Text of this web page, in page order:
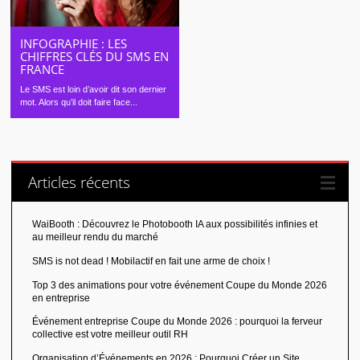
INFOGRAPHIE : LES
CHIFFRES CLÉS DU SMS EN
FRANCE
Le SMS est loin d’avoir dit son dernier
mot. Alors qu’il doit faire face...
Articles récents
WaiBooth : Découvrez le Photobooth IA aux possibilités infinies et
au meilleur rendu du marché
SMS is not dead ! Mobilactif en fait une arme de choix !
Top 3 des animations pour votre événement Coupe du Monde 2026
en entreprise
Événement entreprise Coupe du Monde 2026 : pourquoi la ferveur
collective est votre meilleur outil RH